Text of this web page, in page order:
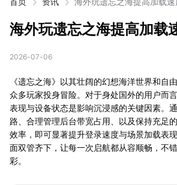
海外玩遗忘之海提高加载
2026-07-06
《遗忘之海》以其壮阔的幻想海洋世界和自
众多玩家投身冒险。对于身处国外的用户而
表现与设备状态是影响沉浸感的关键因素。
路、合理管理后台带宽占用、以及保持充足
效率，即可显著提升登录速度与场景加载表
面双管齐下，让每一次启航都从容顺畅，不
彩。